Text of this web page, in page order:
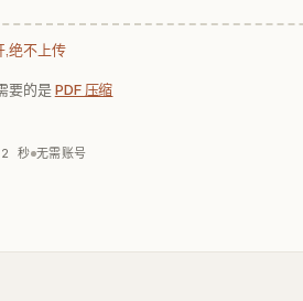
,绝不上传
要的是 PDF 压缩
秒 无需账号